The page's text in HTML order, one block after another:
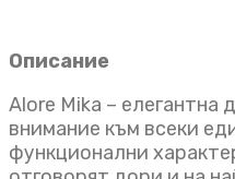
Описание
Alore Mika – елегантна
внимание към всеки
функционални